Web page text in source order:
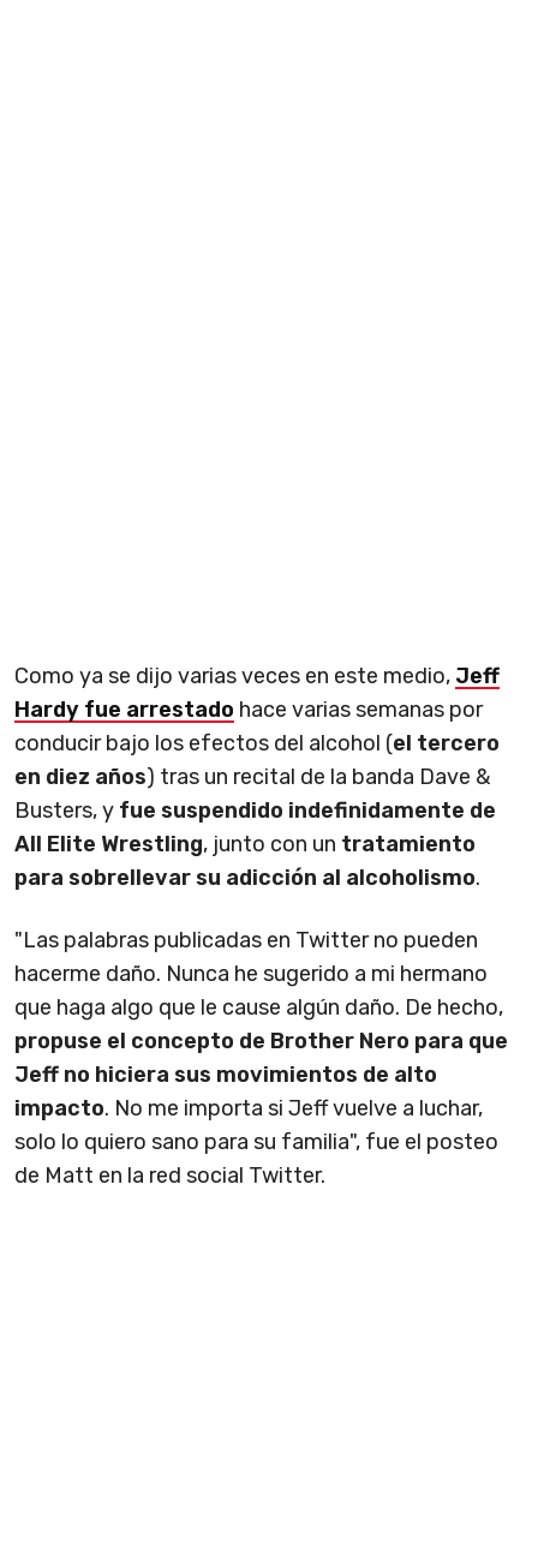
Como ya se dijo varias veces en este medio, Jeff
Hardy fue arrestado hace varias semanas por
conducir bajo los efectos del alcohol (el tercero
en diez años) tras un recital de la banda Dave &
Busters, y fue suspendido indefinidamente de
All Elite Wrestling, junto con un tratamiento
para sobrellevar su adicción al alcoholismo.
"Las palabras publicadas en Twitter no pueden
hacerme daño. Nunca he sugerido a mi hermano
que haga algo que le cause algún daño. De hecho,
propuse el concepto de Brother Nero para que
Jeff no hiciera sus movimientos de alto
impacto. No me importa si Jeff vuelve a luchar,
solo lo quiero sano para su familia", fue el posteo
de Matt en la red social Twitter.